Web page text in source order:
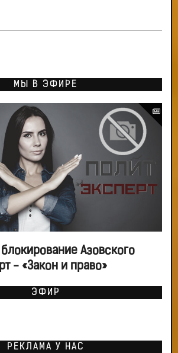
МЫ В ЭФИРЕ
Азовского
- «Закон и право»
ЭФИР
РЕКЛАМА У НАС